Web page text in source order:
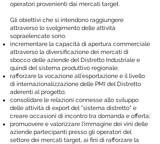
operatori provenienti dai mercati target.
Gli obiettivi che si intendono raggiungere
attraverso lo svolgimento delle attività
sopraelencate sono:
incrementare la capacità di apertura commerciale
attraverso la diversificazione dei mercati di
sbocco delle aziende del Distretto Industriale e
quindi del sistema produttivo regionale;
rafforzare la vocazione all'esportazione e il livello
di internazionalizzazione delle PMI del Distretto
aderenti al progetto;
consolidare le relazioni connesse allo sviluppo
delle attività di export del "sistema distretto" e
creare occasioni di incontro tra domanda e offerta;
promuovere e valorizzare l'immagine dei vini delle
aziende partecipanti presso gli operatori del
settore dei mercati target, ai fini di rafforzare la